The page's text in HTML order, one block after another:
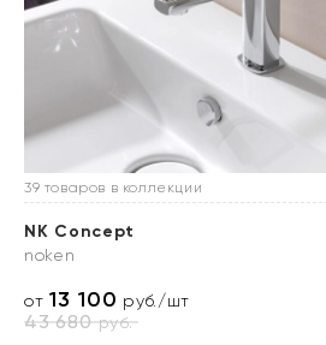
39 товаров в коллекции
NK Concept
noken
от13 100 руб./шт
43 680руб.